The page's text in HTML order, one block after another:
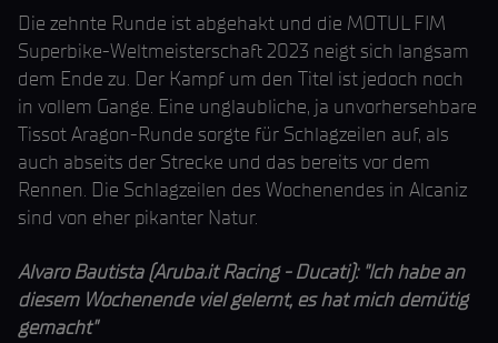
Die zehnte Runde ist abgehakt und die MOTUL FIM
Superbike-Weltmeisterschaft 2023 neigt sich langsam
dem Ende zu. Der Kampf um den Titel ist jedoch noch
in vollem Gange. Eine unglaubliche, ja unvorhersehbare
Tissot Aragon-Runde sorgte für Schlagzeilen auf, als
auch abseits der Strecke und das bereits vor dem
Rennen. Die Schlagzeilen des Wochenendes in Alcaniz
sind von eher pikanter Natur.
Alvaro Bautista (Aruba.it Racing - Ducati): "Ich habe an
diesem Wochenende viel gelernt, es hat mich demütig
gemacht"